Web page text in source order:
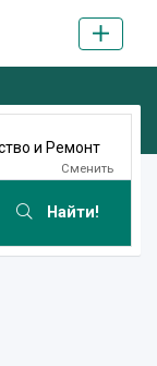
и Ремонт
Сменить
Найти!